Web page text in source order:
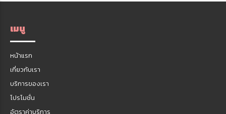
เมนู
หน้าแรก
เกี่ยวกับเรา
บริการของเรา
โปรโมชั่น
อัตราค่าบริการ